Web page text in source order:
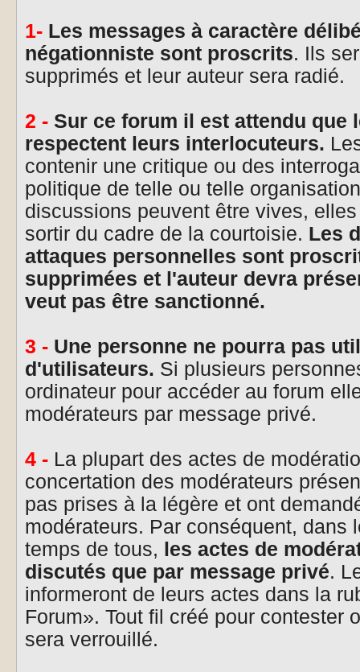
1- Les messages à caractère
négationniste sont proscrits. Ils
supprimés et leur auteur sera radié.
2 - Sur ce forum il est attendu que
respectent leurs interlocuteurs.
contenir une critique ou des
politique de telle ou telle
discussions peuvent être vives,
sortir du cadre de la courtoisie. Les
attaques personnelles sont
supprimées et l'auteur devra
veut pas être sanctionné.
3 - Une personne ne pourra pas
d'utilisateurs. Si plusieurs
ordinateur pour accéder au forum
modérateurs par message privé.
4 - La plupart des actes de
concertation des modérateurs
pas prises à la légère et ont
modérateurs. Par conséquent, dans
temps de tous, les actes de
discutés que par message privé.
informeront de leurs actes dans la
Forum». Tout fil créé pour contester
sera verrouillé.